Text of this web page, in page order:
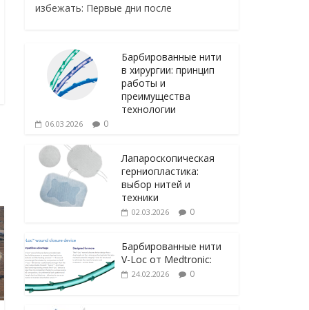
избежать: Первые дни после
Барбированные нити
в хирургии: принцип
работы и
преимущества
технологии
06.03.2026 0
Лапароскопическая
герниопластика:
выбор нитей и
техники
02.03.2026 0
Барбированные нити
V-Loc от Medtronic:
24.02.2026 0